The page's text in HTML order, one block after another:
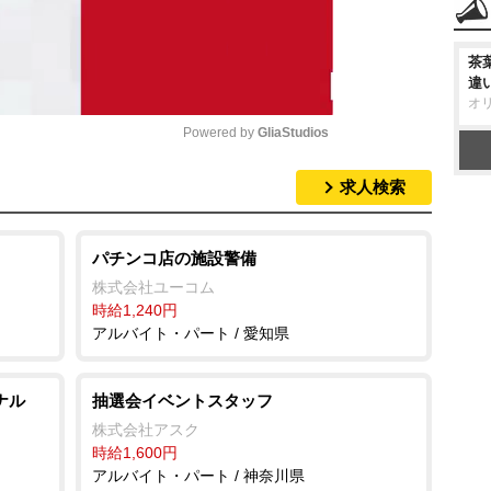
t
Powered by GliaStudios
求人検索
パチンコ店の施設警備
株式会社ユーコム
時給1,240円
アルバイト・パート / 愛知県
ル 抽選会イベントスタッフ
株式会社アスク
時給1,600円
アルバイト・パート / 神奈川県
茶
違
オ